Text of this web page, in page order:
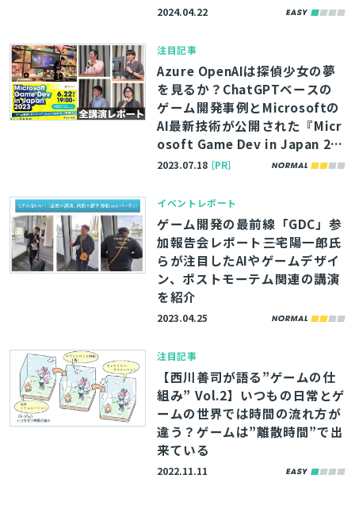
2024.04.22
注目記事
Azure OpenAIは探偵少女の夢
を見るか？ChatGPTベースの
ゲーム開発事例とMicrosoftの
AI最新技術が公開された『Micr
osoft Game Dev in Japan 20
23』全講演レポート
2023.07.18［PR］
イベントレポート
ゲーム開発の最前線「GDC」参
加報告会レポート――三宅陽一郎氏
らが注目したAIやゲームデザイ
ン、ポストモーテム関連の講演
を紹介
2023.04.25
注目記事
【西川善司が語る”ゲームの仕
組み” Vol.2】いつもの日常とゲ
ームの世界では時間の流れ方が
違う？ゲームは”離散時間”で出
来ている
2022.11.11